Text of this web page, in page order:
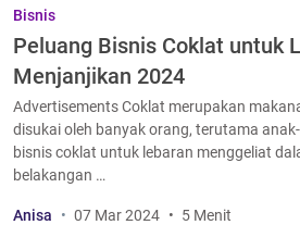
Bisnis
Peluang Bisnis Coklat untuk
Menjanjikan 2024
Advertisements Coklat merupakan
disukai oleh banyak orang, terutama
bisnis coklat untuk lebaran menggeliat
belakangan …
Anisa 07 Mar 2024 5 Menit